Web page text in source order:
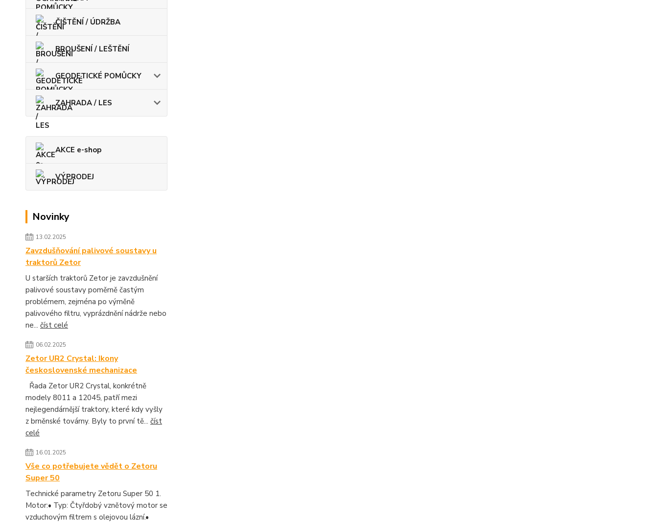
ČIŠTĚNÍ / ÚDRŽBA
BROUŠENÍ / LEŠTĚNÍ
GEODETICKÉ POMŮCKY
ZAHRADA / LES
AKCE e-shop
VÝPRODEJ
Novinky
13.02.2025
Zavzdušňování palivové soustavy u
traktorů Zetor
U starších traktorů Zetor je zavzdušnění
palivové soustavy poměrně častým
problémem, zejména po výměně
palivového filtru, vyprázdnění nádrže nebo
ne... číst celé
06.02.2025
Zetor UR2 Crystal: Ikony
československé mechanizace
Řada Zetor UR2 Crystal, konkrétně
modely 8011 a 12045, patří mezi
nejlegendárnější traktory, které kdy vyšly
z brněnské továrny. Byly to první tě... číst
celé
16.01.2025
Vše co potřebujete vědět o Zetoru
Super 50
Technické parametry Zetoru Super 50 1.
Motor:• Typ: Čtyřdobý vznětový motor se
vzduchovým filtrem s olejovou lázní.•